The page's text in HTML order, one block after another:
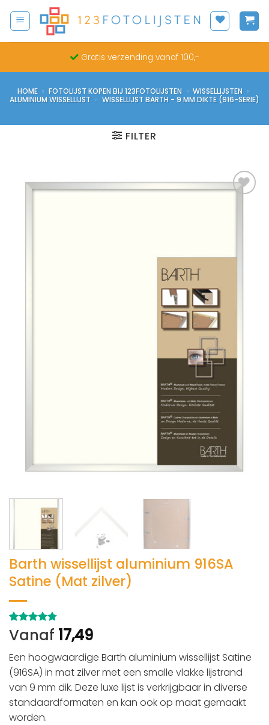
naar
Gratis verzending vanaf 100,-
HOME » FOTOLIJST KOPEN BIJ 123FOTOLIJSTEN » WISSELLIJSTEN »
ALUMINIUM WISSELLIJST » WISSELLIJST BARTH - 9 MM DIKTE (916-SERIE)
FILTER
Barth wissellijst aluminium 916SA
Satine (Mat zilver)
Gewaardeerd
4.75op 5
op
4
klant
waarderingen
Vanaf 17,49
Een hoogwaardige Barth aluminium wissellijst Satine
(916SA) in mat zilver met een smalle vlakke lijstrand
van 9 mm dik. Deze luxe lijst is verkrijgbaar in diverse
standaardformaten en kan ook op maat gemaakt
worden.